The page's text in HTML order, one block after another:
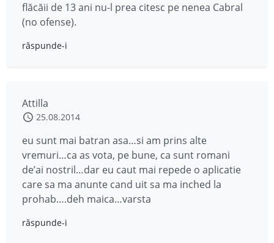
flăcăii de 13 ani nu-l prea citesc pe nenea Cabral
(no ofense).
răspunde-i
Attilla
25.08.2014
eu sunt mai batran asa…si am prins alte
vremuri…ca as vota, pe bune, ca sunt romani
de’ai nostril…dar eu caut mai repede o aplicatie
care sa ma anunte cand uit sa ma inched la
prohab….deh maica…varsta
răspunde-i